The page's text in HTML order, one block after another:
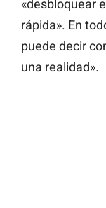
«desbloquear
rápida». En
puede decir
una realidad».